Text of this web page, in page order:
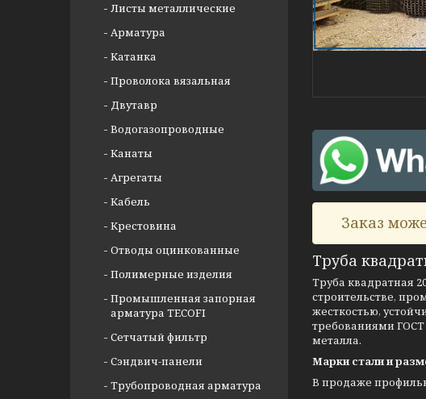
Заказ
Труба
Труба квадратная
строительстве,
жесткостью,
требованиями ГОСТ
металла.
Марки стали и
В продаже
Листы металлические
Арматура
Катанка
Проволока вязальная
Двутавр
Водогазопроводные
Канаты
Агрегаты
Кабель
Крестовина
Отводы оцинкованные
Полимерные изделия
Промышленная запорная
арматура TECOFI
Сетчатый фильтр
Сэндвич-панели
Трубопроводная арматура